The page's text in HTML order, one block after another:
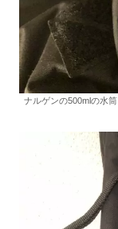
ナルゲンの500mlの水筒